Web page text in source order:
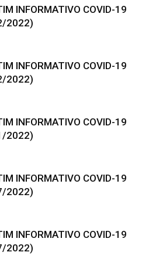
INFORMATIVO COVID-19
2022)
INFORMATIVO COVID-19
2022)
INFORMATIVO COVID-19
2022)
INFORMATIVO COVID-19
2022)
INFORMATIVO COVID-19
2022)